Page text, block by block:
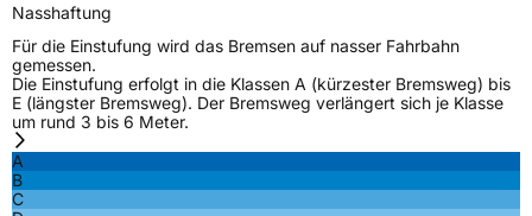
Nasshaftung
Für die Einstufung wird das Bremsen auf nasser Fahrbahn
gemessen.
Die Einstufung erfolgt in die Klassen A (kürzester Bremsweg) bis
E (längster Bremsweg). Der Bremsweg verlängert sich je Klasse
um rund 3 bis 6 Meter.
A
B
C